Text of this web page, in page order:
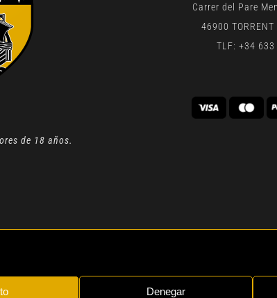
Denegar
de 18 años.
Carrer del Pare
46900 TORRENT
TLF: +34
DERECHOS RESERVADOS | BYGEN DIGITAL